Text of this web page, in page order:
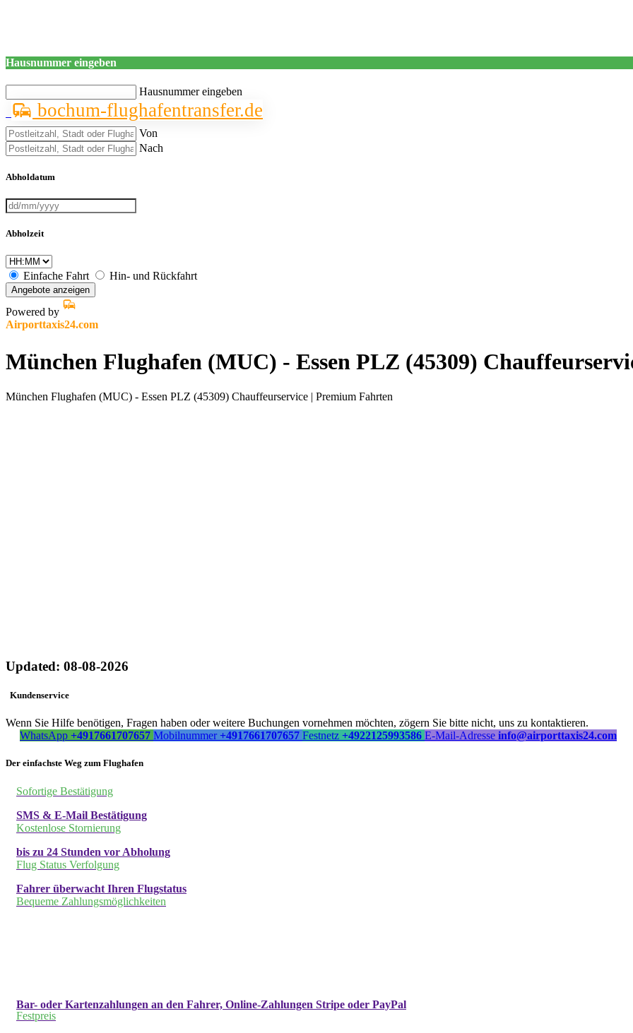
Hausnummer eingeben
Hausnummer eingeben
bochum-flughafentransfer.de
Von
Nach
Abholdatum
Abholzeit
Einfache Fahrt Hin- und Rückfahrt
Angebote anzeigen
Powered by
Airporttaxis24.com
München Flughafen (MUC) - Essen PLZ (45309)
München Flughafen (MUC) - Essen PLZ (45309) Chauffeurservice | Premium Fahrten
Updated: 08-08-2026
Kundenservice
Wenn Sie Hilfe benötigen, Fragen haben oder weitere Buchungen vornehmen möchten, zögern Sie bitte nicht, uns zu kontaktieren.
WhatsApp +4917661707657 Mobilnummer +4917661707657 Festnetz +4922125993586 E-Mail-Adresse info@airporttaxis24.com
Der einfachste Weg zum Flughafen
Sofortige Bestätigung
SMS & E-Mail Bestätigung
Kostenlose Stornierung
bis zu 24 Stunden vor Abholung
Flug Status Verfolgung
Fahrer überwacht Ihren Flugstatus
Bequeme Zahlungsmöglichkeiten
Bar- oder Kartenzahlungen an den Fahrer, Online-Zahlungen Stripe oder PayPal
Festpreis